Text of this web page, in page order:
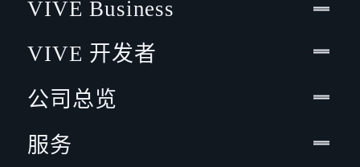
VIVE Business
VIVE 开发者
公司总览
服务